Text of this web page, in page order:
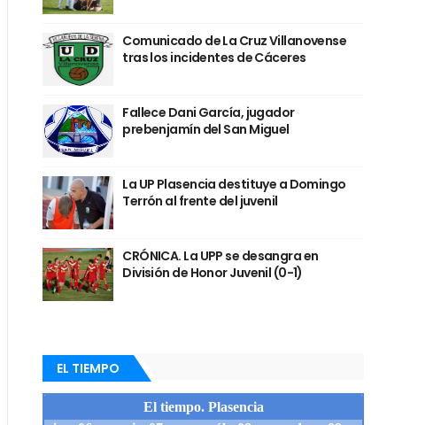
Comunicado de La Cruz Villanovense
tras los incidentes de Cáceres
Fallece Dani García, jugador
prebenjamín del San Miguel
La UP Plasencia destituye a Domingo
Terrón al frente del juvenil
CRÓNICA. La UPP se desangra en
División de Honor Juvenil (0-1)
EL TIEMPO